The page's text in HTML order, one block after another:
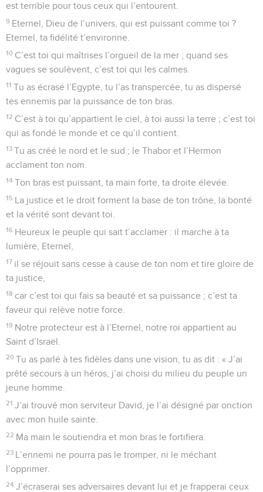
est terrible pour tous ceux qui l’entourent.
9 Eternel, Dieu de l’univers, qui est puissant comme toi ?
Eternel, ta fidélité t’environne.
10 C’est toi qui maîtrises l’orgueil de la mer ; quand ses
vagues se soulèvent, c’est toi qui les calmes.
11 Tu as écrasé l’Egypte, tu l’as transpercée, tu as dispersé
tes ennemis par la puissance de ton bras.
12 C’est à toi qu’appartient le ciel, à toi aussi la terre ; c’est toi
qui as fondé le monde et ce qu’il contient.
13 Tu as créé le nord et le sud ; le Thabor et l’Hermon
acclament ton nom.
14 Ton bras est puissant, ta main forte, ta droite élevée.
15 La justice et le droit forment la base de ton trône, la bonté
et la vérité sont devant toi.
16 Heureux le peuple qui sait t’acclamer : il marche à ta
lumière, Eternel,
17 il se réjouit sans cesse à cause de ton nom et tire gloire de
ta justice,
18 car c’est toi qui fais sa beauté et sa puissance ; c’est ta
faveur qui relève notre force.
19 Notre protecteur est à l’Eternel, notre roi appartient au
Saint d’Israël.
20 Tu as parlé à tes fidèles dans une vision, tu as dit : « J’ai
prêté secours à un héros, j’ai choisi du milieu du peuple un
jeune homme.
21 J’ai trouvé mon serviteur David, je l’ai désigné par onction
avec mon huile sainte.
22 Ma main le soutiendra et mon bras le fortifiera.
23 L’ennemi ne pourra pas le tromper, ni le méchant
l’opprimer.
24 J’écraserai ses adversaires devant lui et je frapperai ceux